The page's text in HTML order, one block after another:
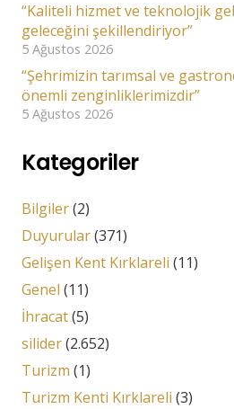
“Kaliteli hizmet ve teknolojik
geleceğini şekillendiriyor”
5 Ağustos 2026
“Şehrimizin tarımsal ve
önemli zenginliklerimizdir”
5 Ağustos 2026
Kategoriler
Bilgiler(2)
Duyurular(371)
Gelişen Kent Kırklareli (11)
Genel (11)
İhracat(5)
silider(2.652)
Turizm (1)
Turizm Kenti Kırklareli (3)